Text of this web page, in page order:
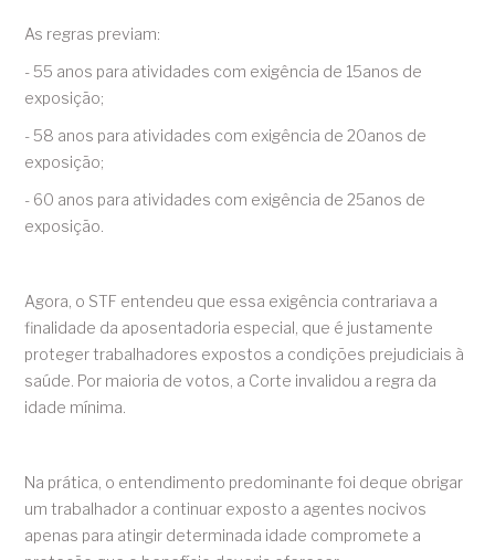
As regras previam:
- 55 anos para atividades com exigência de 15anos de
exposição;
- 58 anos para atividades com exigência de 20anos de
exposição;
- 60 anos para atividades com exigência de 25anos de
exposição.
Agora, o STF entendeu que essa exigência contrariava a
finalidade da aposentadoria especial, que é justamente
proteger trabalhadores expostos a condições prejudiciais à
saúde. Por maioria de votos, a Corte invalidou a regra da
idade mínima.
Na prática, o entendimento predominante foi deque obrigar
um trabalhador a continuar exposto a agentes nocivos
apenas para atingir determinada idade compromete a